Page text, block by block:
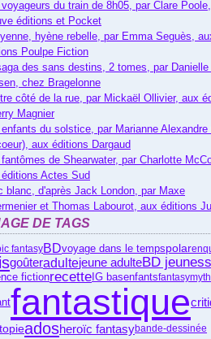
voyageurs du train de 8h05, par Clare Poole,
éditions et Pocket
hyène rebelle, par Emma Seguès,
Poulpe Fiction
des sans destins, 2 tomes, par Danielle
chez Bragelonne
côté de la rue, par Mickaël Ollivier, aux
Magnier
enfants du solstice, par Marianne Alexandre
aux éditions Dargaud
fantômes de Shearwater, par Charlotte
Actes Sud
blanc, d'après Jack London, par Maxe
et Thomas Labourot, aux éditions
DE TAGS
fantasyBDvoyage dans le tempspolar
goûteradultejeune adulteBD
fictionrecette IG basenfantsfantasy
fantastique
adosheroïc fantasybande-dessinée